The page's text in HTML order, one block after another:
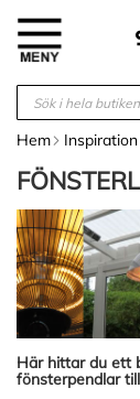
innehållet
Hem Inspiration
Här hittar du ett
fönsterpendlar